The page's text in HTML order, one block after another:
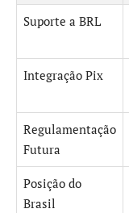
Suporte a BRL
Integração Pix
Regulamentação
Futura
Posição do
Brasil